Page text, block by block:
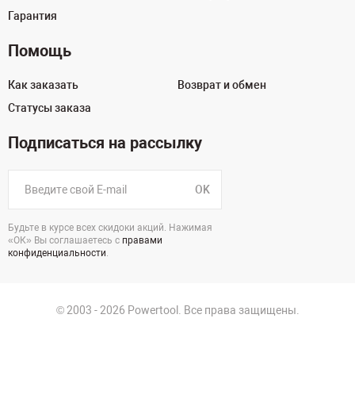
Гарантия
Помощь
Как заказать
Статусы заказа
Возврат и обмен
Подписаться на рассылку
OK
Будьте в курсе всех скидоки акций. Нажимая
«ОК» Вы соглашаетесь с правами
конфиденциальности.
© 2003 - 2026 Powertool. Все права защищены.